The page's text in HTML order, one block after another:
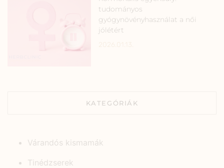
tudományos
gyógynövényhasználat a női
jólétért
KATEGÓRIÁK
Várandós kismamák
Tinédzserek